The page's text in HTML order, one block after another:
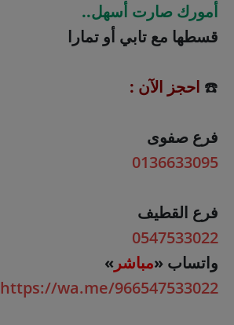
أمورك صارت أسهل..
قسطها مع تابي أو تمارا
☎️ احجز الآن :
فرع صفوى
0136633095
فرع القطيف
0547533022
واتساب «مباشر »
https://wa.me/966547533022